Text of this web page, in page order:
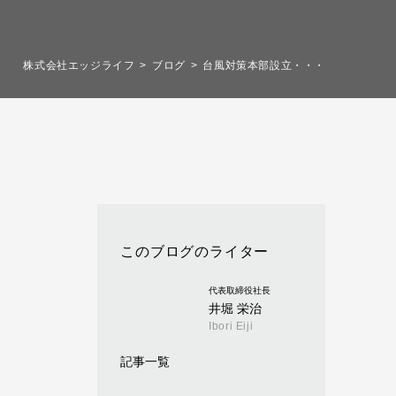
株式会社エッジライフ ブログ 台風対策本部設立・・・
このブログのライター
代表取締役社長
井堀 栄治
Ibori Eiji
記事一覧